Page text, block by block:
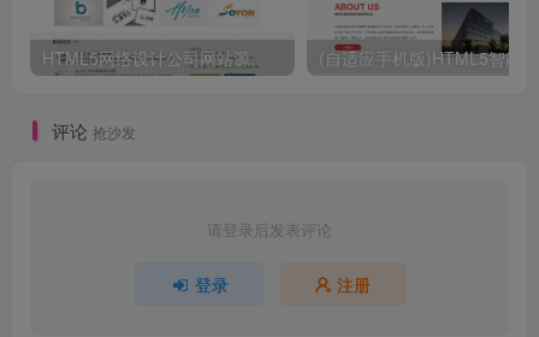
HTML5网络设计公司网站源码 织梦dedecms整站模板
评论 抢沙发
请登录后发表评论
登录 注册